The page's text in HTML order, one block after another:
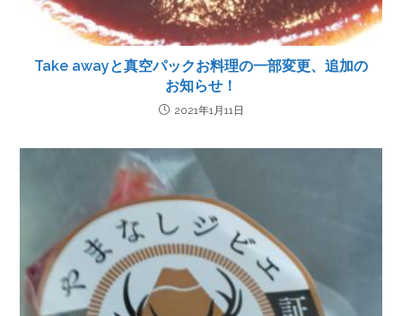
Take awayと真空パックお料理の一部変更、追加の
お知らせ！
2021年1月11日